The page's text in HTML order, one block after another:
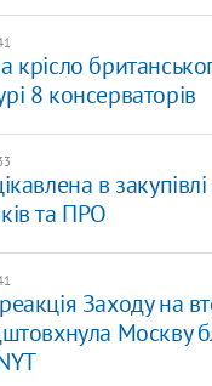
крісло
8 консерваторів
в
та ПРО
Заходу на
Москву